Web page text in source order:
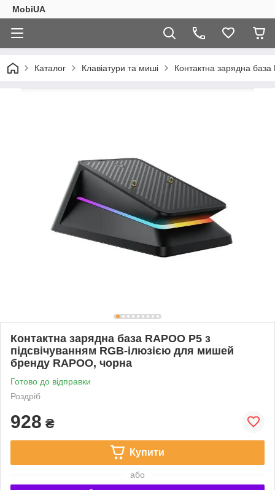
MobiUA
Каталог Клавіатури та миші Контактна зарядна
Контактна зарядна база RAPOO P5 з
підсвічуванням RGB-ілюзією для мишей
бренду RAPOO, чорна
Готово до відправки
Роздріб
928 ₴
Купити
або